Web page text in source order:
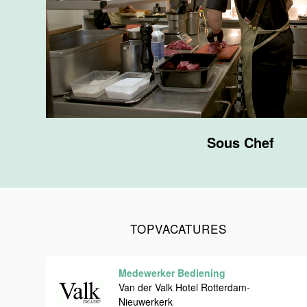
Van der Valk
Hotel
Maastricht-
Maas
Maastricht
20 tot 38 uur
Maastricht-
Medewerker
bediening
Sous Chef
TOPVACATURES
Medewerker Bediening
Van der Valk Hotel Rotterdam-
Nieuwerkerk